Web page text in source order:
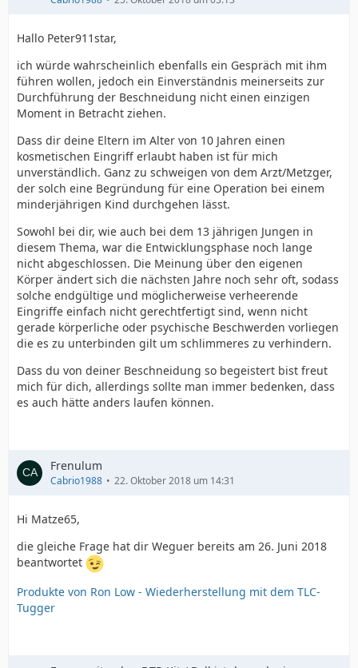
Hallo Peter911star,
ich würde wahrscheinlich ebenfalls ein Gespräch mit ihm
führen wollen, jedoch ein Einverständnis meinerseits zur
Durchführung der Beschneidung nicht einen einzigen
Moment in Betracht ziehen.
Dass dir deine Eltern im Alter von 10 Jahren einen
kosmetischen Eingriff erlaubt haben ist für mich
unverständlich. Ganz zu schweigen von dem Arzt/Metzger,
der solch eine Begründung für eine Operation bei einem
minderjährigen Kind durchgehen lässt.
Sowohl bei dir, wie auch bei dem 13 jährigen Jungen in
diesem Thema, war die Entwicklungsphase noch lange
nicht abgeschlossen. Die Meinung über den eigenen
Körper ändert sich die nächsten Jahre noch sehr oft, sodass
solche endgültige und möglicherweise verheerende
Eingriffe einfach nicht gerechtfertigt sind, wenn nicht
gerade körperliche oder psychische Beschwerden vorliegen
die es zu unterbinden gilt um schlimmeres zu verhindern.
Dass du von deiner Beschneidung so begeistert bist freut
mich für dich, allerdings sollte man immer bedenken, dass
es auch hätte anders laufen können.
Frenulum
Cabrio1988 22. Oktober 2018 um 14:31
Hi Matze65,
die gleiche Frage hat dir Weguer bereits am 26. Juni 2018
beantwortet
Produkte von Ron Low - Wiederherstellung mit dem TLC-
Tugger